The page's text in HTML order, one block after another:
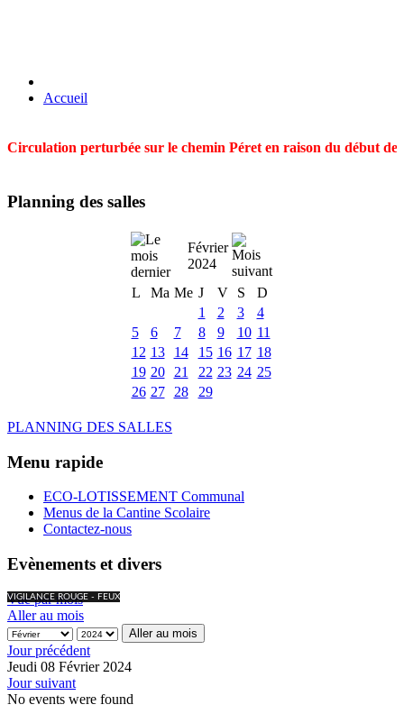
Accueil
Circulation perturbée sur le chemin Péret en raison du début
Planning des salles
Février
2024
L
Ma Me J V S
D
1
2 3
4
5
6 7 8 9 10 11
12 13 14 15 16 17 18
19 20 21 22 23 24 25
26 27 28 29
PLANNING DES SALLES
Menu rapide
ECO-LOTISSEMENT Communal
Menus de la Cantine Scolaire
Contactez-nous
Evènements et divers
VIGILANCE ROUGE - FEUX
Vue par mois
Aller au mois
Aller au mois
Jour précédent
Jeudi 08 Février 2024
Jour suivant
No events were found